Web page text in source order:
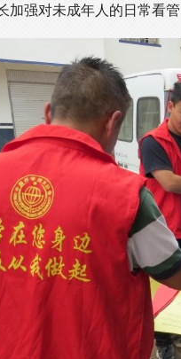
强对未成年人的日常看管